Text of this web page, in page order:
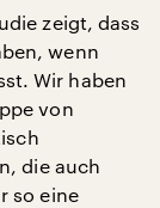
zeigt, dass
wenn
Wir haben
von
die auch
so eine